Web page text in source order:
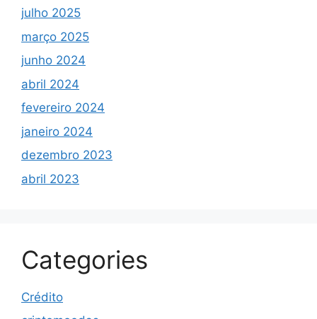
julho 2025
março 2025
junho 2024
abril 2024
fevereiro 2024
janeiro 2024
dezembro 2023
abril 2023
Categories
Crédito